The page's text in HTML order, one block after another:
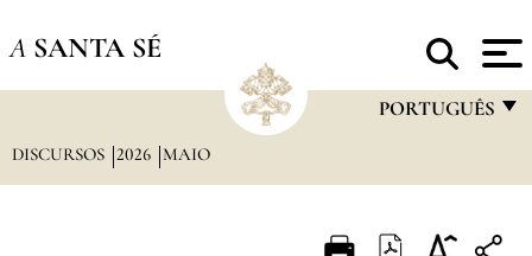
A SANTA SÉ
PORTUGUÊS
ITALIANO
DISCURSOS 2026 MAIO